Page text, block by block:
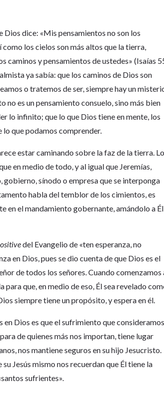
Dios dice: «Mis pensamientos no son los
los cielos son más altos que la tierra,
caminos y pensamientos de ustedes» (Isaías
ya sabía: que los caminos de Dios son
o tratemos de ser, siempre hay un
no es un pensamiento consuelo, sino más bien
lo infinito; que lo que Dios tiene en mente, los
lo que podamos comprender.
estar caminando sobre la faz de la tierra.
en medio de todo, y al igual que Jeremías,
sínodo o empresa que se interponga
habla del temblor de los cimientos, es
en el mandamiento gobernante, amándolo a Él
del Evangelio de «ten esperanza, no
en Dios, pues se dio cuenta de que Dios es el
de todos los señores. Cuando comenzamos
que, en medio de eso, Él sea revelado
siempre tiene un propósito, y espera en él.
en Dios es que el sufrimiento que
de quienes más nos importan, tiene lugar
nos mantiene seguros en su hijo Jesucristo.
Jesús mismo nos recuerdan que Él tiene la
sufrientes».